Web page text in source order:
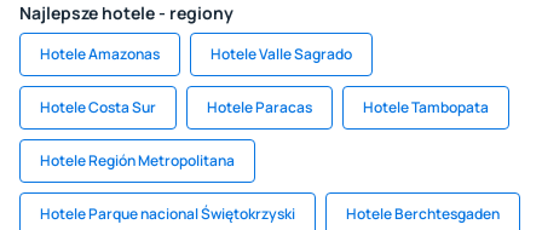
Najlepsze hotele - regiony
Hotele Amazonas Hotele Valle Sagrado
Hotele Costa Sur Hotele Paracas Hotele Tambopata
Hotele Región Metropolitana
Hotele Parque nacional Świętokrzyski Hotele Berchtesgaden